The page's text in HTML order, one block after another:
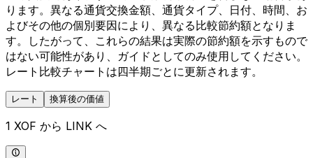
ります。異なる通貨交換金額、通貨タイプ、日付、時間、お
よびその他の個別要因により、異なる比較節約額となりま
す。したがって、これらの結果は実際の節約額を示すもので
はない可能性があり、ガイドとしてのみ使用してください。
レート比較チャートは四半期ごとに更新されます。
レート 換算後の価値
1 XOF から LINK へ